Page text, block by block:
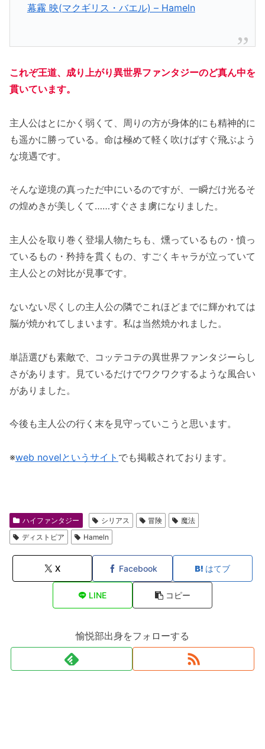
幕霧 映(マクギリス・バエル) – Hameln
これぞ王道、成り上がり異世界ファンタジーのど真ん中を
貫いています。
主人公はとにかく弱くて、周りの方が身体的にも精神的に
も遥かに勝っている。命は極めて軽く吹けばすぐ飛ぶよう
な境遇です。
そんな逆境の真っただ中にいるのですが、一瞬だけ光るそ
の煌めきが美しくて……すぐさま虜になりました。
主人公を取り巻く登場人物たちも、燻っているもの・憤っ
ているもの・矜持を貫くもの、すごくキャラが立っていて
主人公との対比が見事です。
ないない尽くしの主人公の隣でこれほどまでに輝かれては
脳が焼かれてしまいます。私は当然焼かれました。
単語選びも素敵で、コッテコテの異世界ファンタジーらし
さがあります。見ているだけでワクワクするような風合い
がありました。
今後も主人公の行く末を見守っていこうと思います。
※web novelというサイト でも掲載されております。
ハイファンタジー シリアス 冒険
魔法
ディストピア
Hameln
X Facebook はてブ
LINE コピー
愉悦部出身をフォローする